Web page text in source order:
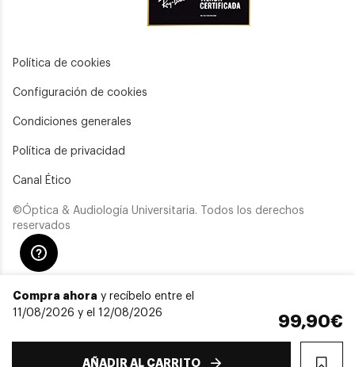
Compra ahora y recíbelo entre el
11/08/2026 y el 12/08/2026
99,90€
AÑADIR AL CARRITO
Política de cookies
Configuración de cookies
Condiciones generales
Política de privacidad
Canal Ético
©Óptica & Audiología Universitaria. Todos los derechos
reservados